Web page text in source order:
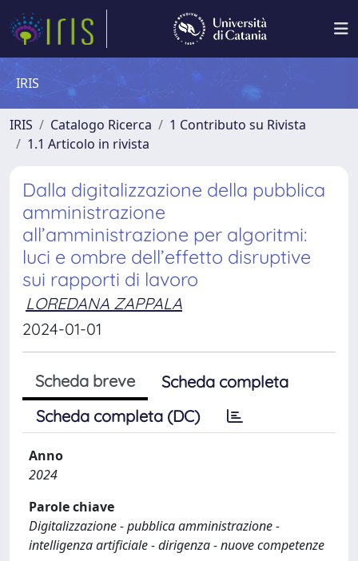
IRIS
IRIS Catalogo Ricerca
1 Contributo su Rivista
1.1 Articolo in rivista
Dalla digitalizzazione della pubblica
amministrazione
all’amministrazione per algoritmi:
luci e ombre dell’effetto disruptive
sui rapporti di lavoro
LOREDANA ZAPPALA
2024-01-01
Scheda breve
Scheda completa
Scheda completa (DC)
Anno
2024
Parole chiave
Digitalizzazione - pubblica amministrazione -
intelligenza artificiale - dirigenza - nuove competenze